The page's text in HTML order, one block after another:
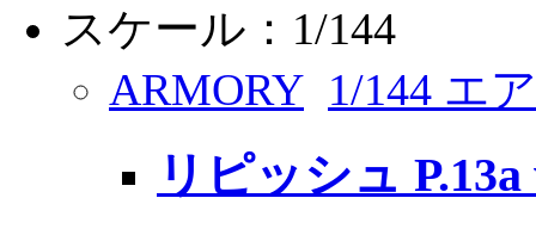
スケール：1/144
ARMORY 1/144 エ
リピッシュ